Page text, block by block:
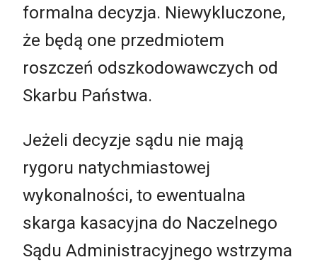
formalna decyzja. Niewykluczone,
że będą one przedmiotem
roszczeń odszkodowawczych od
Skarbu Państwa.
Jeżeli decyzje sądu nie mają
rygoru natychmiastowej
wykonalności, to ewentualna
skarga kasacyjna do Naczelnego
Sądu Administracyjnego wstrzyma